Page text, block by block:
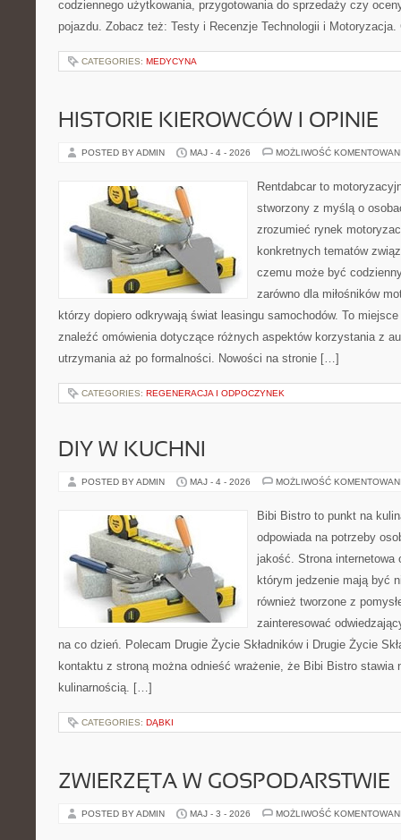
codziennego użytkowania, przygotowania do sprzedaży czy
pojazdu. Zobacz też: Testy i Recenzje Technologii i
CATEGORIES: MEDYCYNA
HISTORIE KIEROWCÓW I OPINIE
POSTED BY ADMIN MAJ - 4 - 2026 MOŻLIWOŚĆ
Rentdabcar to
stworzony z myślą o
zrozumieć rynek
konkretnych tematów
czemu może być
zarówno dla miłośników
którzy dopiero odkrywają świat leasingu samochodów. To
znaleźć omówienia dotyczące różnych aspektów korzystania z
utrzymania aż po formalności. Nowości na stronie […]
CATEGORIES: REGENERACJA I ODPOCZYNEK
DIY W KUCHNI
POSTED BY ADMIN MAJ - 4 - 2026 MOŻLIWOŚĆ
Bibi Bistro to punkt na
odpowiada na potrzeby
jakość. Strona internetowa
którym jedzenie mają być
również tworzone z
zainteresować
na co dzień. Polecam Drugie Życie Składników i Drugie Życie
kontaktu z stroną można odnieść wrażenie, że Bibi Bistro stawia
kulinarnością. […]
CATEGORIES: DĄBKI
ZWIERZĘTA W GOSPODARSTWIE
POSTED BY ADMIN MAJ - 3 - 2026 MOŻLIWOŚĆ